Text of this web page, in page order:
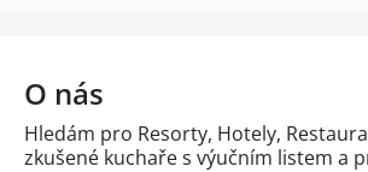
O nás
Hledám pro Resorty, Hotely,
zkušené kuchaře s výučním listem a